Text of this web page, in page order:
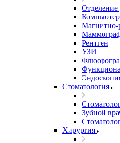
Отделение
Магнитно-
Рентген
УЗИ
Стоматология
Зубной
Хирургия